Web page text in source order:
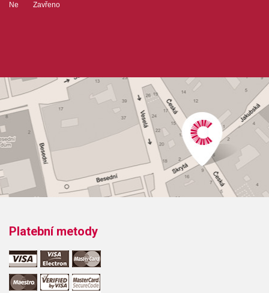
Ne Zavřeno
Platební metody